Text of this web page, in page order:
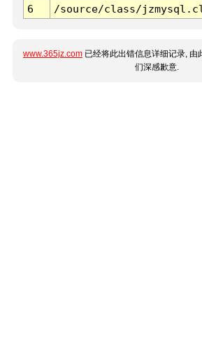
6
/source/class/
www.365jz.com 已经将此出错信息详细记录, 由
们深感歉意.